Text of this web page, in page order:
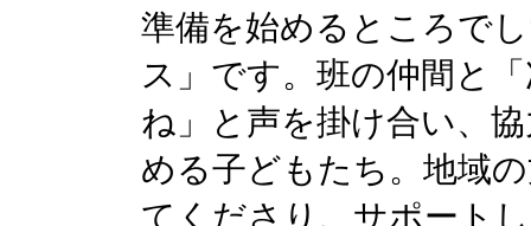
準備を始めるところで
ス」です。班の仲間と
ね」と声を掛け合い、
める子どもたち。地域
てくださり、サポート